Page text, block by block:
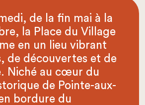
de la fin mai à la
la Place du Village
en un lieu vibrant
de découvertes et de
Niché au cœur du
de Pointe-aux-
bordure du